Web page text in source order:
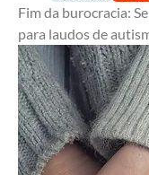
Fim da burocracia:
para laudos de